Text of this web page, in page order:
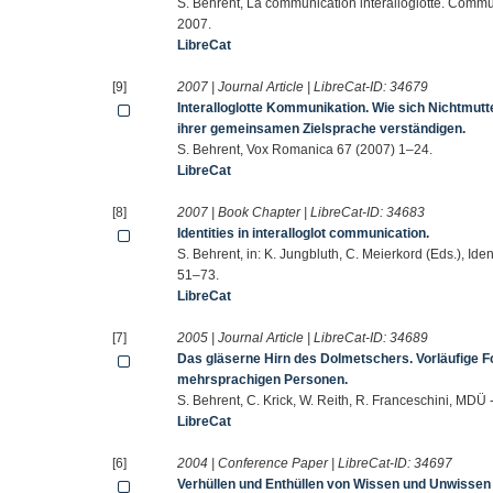
S. Behrent, La communication interalloglotte.
2007.
LibreCat
[9] 2007 | Journal Article | LibreCat-ID:34679
Interalloglotte Kommunikation. Wie sich
ihrer gemeinsamen Zielsprache verständigen.
S. Behrent, Vox Romanica 67 (2007) 1–24.
LibreCat
[8] 2007 | Book Chapter | LibreCat-ID:34683
Identities in interalloglot communication.
S. Behrent, in: K. Jungbluth, C. Meierkord (Eds.),
51–73.
LibreCat
[7] 2005 | Journal Article | LibreCat-ID:34689
Das gläserne Hirn des Dolmetschers. Vorläufige
mehrsprachigen Personen.
S. Behrent, C. Krick, W. Reith, R. Franceschini,
LibreCat
[6] 2004 | Conference Paper | LibreCat-ID:34697
Verhüllen und Enthüllen von Wissen und